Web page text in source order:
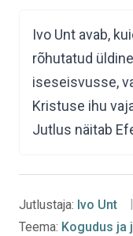
Ivo Unt avab,
rõhutatud
iseseisvusse,
Kristuse ihu
Jutlus näitab
Jutlustaja: Ivo Unt
Teema: Kogudus ja